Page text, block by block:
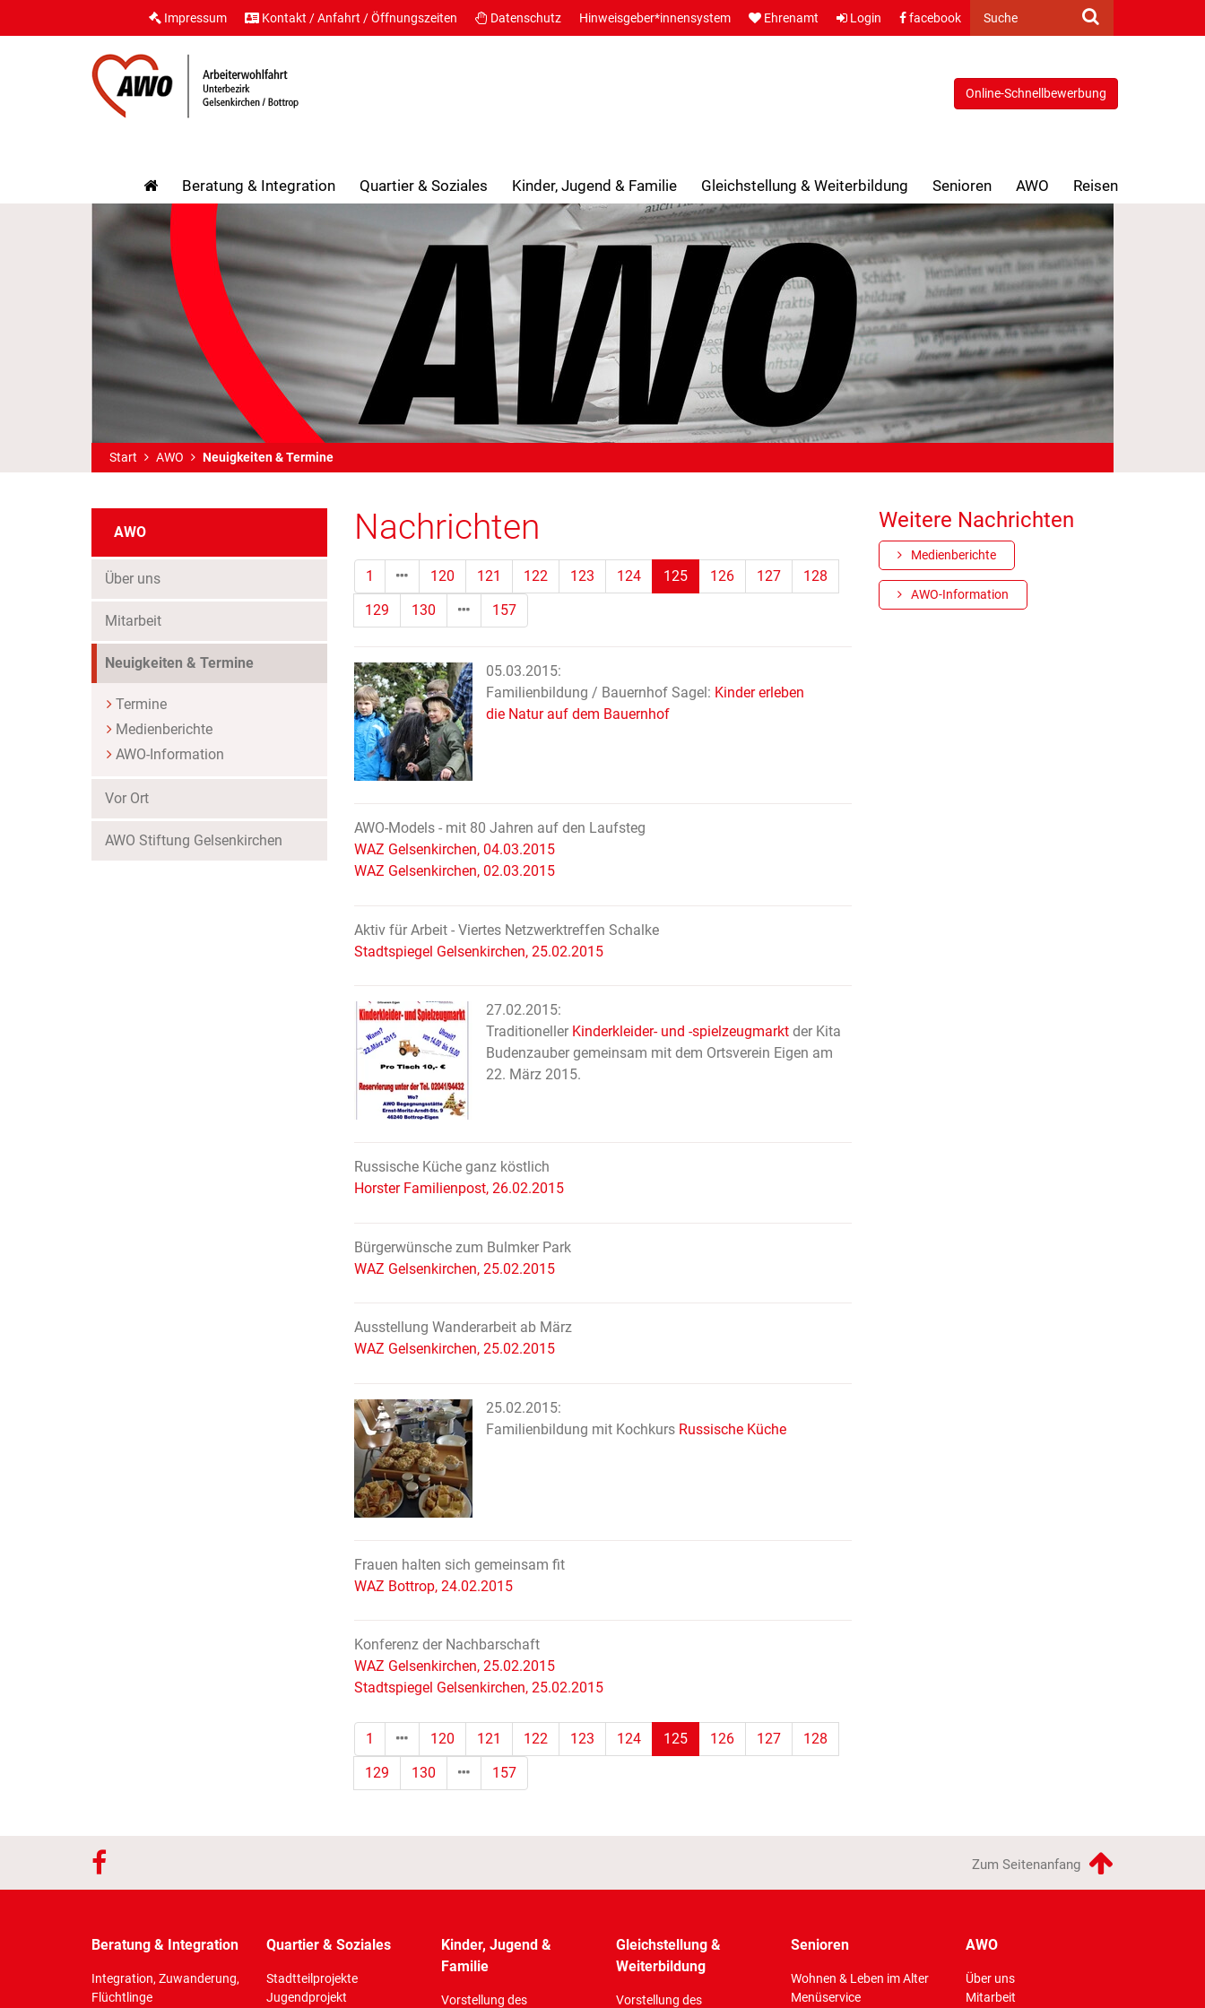
Suche
Impressum Kontakt / Anfahrt / Öffnungszeiten Datenschutz Hinweisgeber*innensystem Ehrenamt Login facebook
Online-Schnellbewerbung
Beratung & Integration Quartier & Soziales Kinder, Jugend & Familie Gleichstellung & Weiterbildung Senioren AWO Reisen
Start AWO Neuigkeiten & Termine
AWO
Über uns
Mitarbeit
Neuigkeiten & Termine
Termine
Medienberichte
AWO-Information
Vor Ort
AWO Stiftung Gelsenkirchen
Nachrichten
1 120 121 122 123 124 125(Standort)
126 127
128
129
130 157
05.03.2015:
Familienbildung / Bauernhof Sagel: Kinder erleben
die Natur auf dem Bauernhof
AWO-Models - mit 80 Jahren auf den Laufsteg
WAZ Gelsenkirchen, 04.03.2015
WAZ Gelsenkirchen, 02.03.2015
Aktiv für Arbeit - Viertes Netzwerktreffen Schalke
Stadtspiegel Gelsenkirchen, 25.02.2015
27.02.2015:
Traditioneller Kinderkleider- und -spielzeugmarktder Kita
Budenzauber gemeinsam mit dem Ortsverein Eigen am
22. März 2015.
Russische Küche ganz köstlich
Horster Familienpost, 26.02.2015
Bürgerwünsche zum Bulmker Park
WAZ Gelsenkirchen, 25.02.2015
Ausstellung Wanderarbeit ab März
WAZ Gelsenkirchen, 25.02.2015
25.02.2015:
Familienbildung mit Kochkurs Russische Küche
Frauen halten sich gemeinsam fit
WAZ Bottrop, 24.02.2015
Konferenz der Nachbarschaft
WAZ Gelsenkirchen, 25.02.2015
Stadtspiegel Gelsenkirchen, 25.02.2015
1 120 121 122 123 124 125(Standort)
126 127
128
129
130 157
Weitere Nachrichten
Medienberichte
AWO-Information
Zum Seitenanfang
Beratung & Integration
Integration, Zuwanderung,
Flüchtlinge
Quartier & Soziales
Stadtteilprojekte
Jugendprojekt
Kinder, Jugend &
Familie
Vorstellung des
Gleichstellung &
Weiterbildung
Vorstellung des
Senioren
Wohnen & Leben im Alter
Menüservice
AWO
Über uns
Mitarbeit